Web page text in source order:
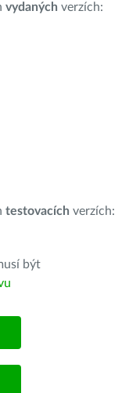
vydaných verzích:
testovacích verzích:
být